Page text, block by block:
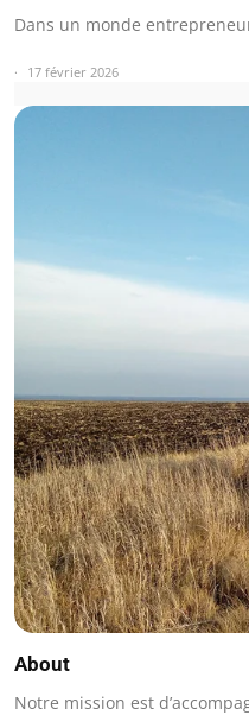
Dans un monde
17 février 2026
About
Notre mission est